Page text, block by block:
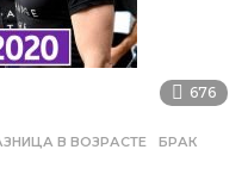
676
В ВОЗРАСТЕ ,БРАК